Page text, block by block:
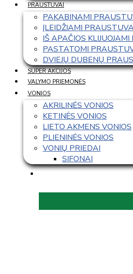
PRAUSTUVAI
PAKABINAMI
ĮLEIDŽIAMI
IŠ APAČIOS
PASTATOMI
DVIEJŲ DUBENŲ
SUPER AKCIJOS
VALYMO PRIEMONĖS
VONIOS
AKRILINĖS VONIOS
KETINĖS VONIOS
LIETO AKMENS VONIOS
PLIENINĖS VONIOS
VONIŲ PRIEDAI
SIFONAI